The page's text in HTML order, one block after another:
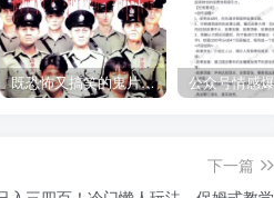
既恐怖又搞笑的鬼片（10部猛鬼恐怖片都是喜剧片）
下一篇